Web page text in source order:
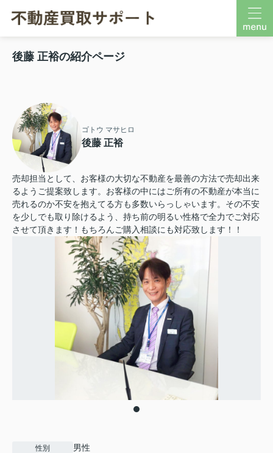
後藤 正裕の紹介ページ
ゴトウ マサヒロ
後藤 正裕
売却担当として、お客様の大切な不動産を最善の方法で売却出来
るようご提案致します。お客様の中にはご所有の不動産が本当に
売れるのか不安を抱えてる方も多数いらっしゃいます。その不安
を少しでも取り除けるよう、持ち前の明るい性格で全力でご対応
させて頂きます！もちろんご購入相談にも対応致します！！
性別 男性